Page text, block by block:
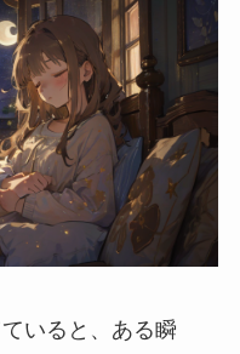
いると、ある瞬